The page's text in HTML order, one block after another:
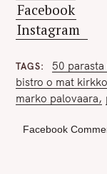
Facebook
Instagram
TAGS
50
bistro o mat
marko palovaara
Facebook